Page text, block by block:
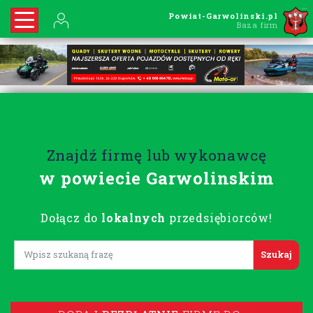
Powiat-Garwolinski.pl
Baza firm
Znajdź firmę lub wykonawcę
w powiecie Garwolinskim
Dołącz do lokalnych przedsiębiorców!
Lorem ipsum